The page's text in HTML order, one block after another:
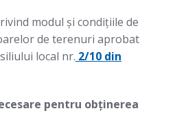
modul şi condiţiile de
de terenuri aprobat
local nr. 2/10 din
pentru obţinerea